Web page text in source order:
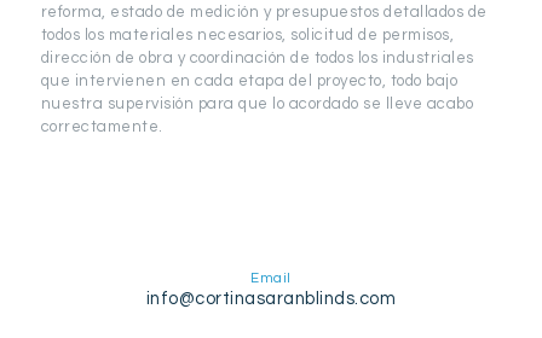
reforma, estado de medición y presupuestos detallados de
todos los materiales necesarios, solicitud de permisos,
dirección de obra y coordinación de todos los industriales
que intervienen en cada etapa del proyecto, todo bajo
nuestra supervisión para que lo acordado se lleve acabo
correctamente.
Email
info@cortinasaranblinds.com